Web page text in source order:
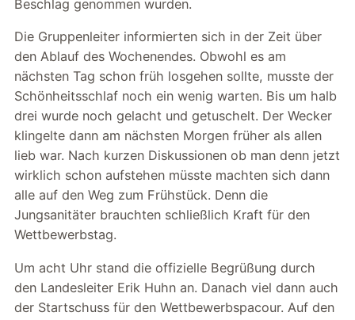
Beschlag genommen wurden.
Die Gruppenleiter informierten sich in der Zeit über
den Ablauf des Wochenendes. Obwohl es am
nächsten Tag schon früh losgehen sollte, musste der
Schönheitsschlaf noch ein wenig warten. Bis um halb
drei wurde noch gelacht und getuschelt. Der Wecker
klingelte dann am nächsten Morgen früher als allen
lieb war. Nach kurzen Diskussionen ob man denn jetzt
wirklich schon aufstehen müsste machten sich dann
alle auf den Weg zum Frühstück. Denn die
Jungsanitäter brauchten schließlich Kraft für den
Wettbewerbstag.
Um acht Uhr stand die offizielle Begrüßung durch
den Landesleiter Erik Huhn an. Danach viel dann auch
der Startschuss für den Wettbewerbspacour. Auf den